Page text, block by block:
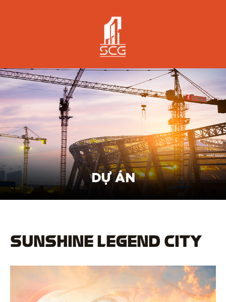
DỰ ÁN
SUNSHINE LEGEND CITY